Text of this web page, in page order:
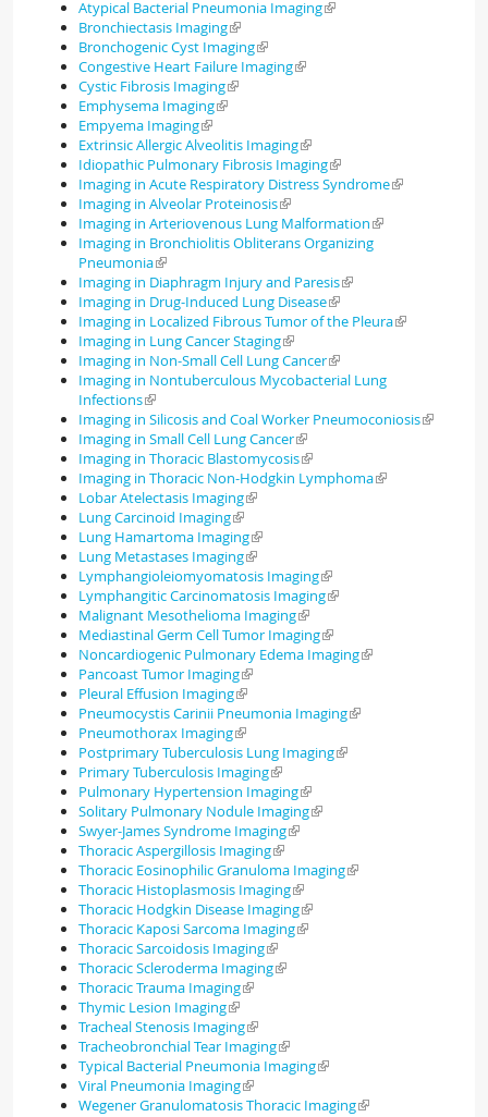
Atypical Bacterial Pneumonia Imaging
Bronchiectasis Imaging
Bronchogenic Cyst Imaging
Congestive Heart Failure Imaging
Cystic Fibrosis Imaging
Emphysema Imaging
Empyema Imaging
Extrinsic Allergic Alveolitis Imaging
Idiopathic Pulmonary Fibrosis Imaging
Imaging in Acute Respiratory Distress Syndrome
Imaging in Alveolar Proteinosis
Imaging in Arteriovenous Lung Malformation
Imaging in Bronchiolitis Obliterans Organizing
Pneumonia
Imaging in Diaphragm Injury and Paresis
Imaging in Drug-Induced Lung Disease
Imaging in Localized Fibrous Tumor of the Pleura
Imaging in Lung Cancer Staging
Imaging in Non-Small Cell Lung Cancer
Imaging in Nontuberculous Mycobacterial Lung
Infections
Imaging in Silicosis and Coal Worker Pneumoconiosis
Imaging in Small Cell Lung Cancer
Imaging in Thoracic Blastomycosis
Imaging in Thoracic Non-Hodgkin Lymphoma
Lobar Atelectasis Imaging
Lung Carcinoid Imaging
Lung Hamartoma Imaging
Lung Metastases Imaging
Lymphangioleiomyomatosis Imaging
Lymphangitic Carcinomatosis Imaging
Malignant Mesothelioma Imaging
Mediastinal Germ Cell Tumor Imaging
Noncardiogenic Pulmonary Edema Imaging
Pancoast Tumor Imaging
Pleural Effusion Imaging
Pneumocystis Carinii Pneumonia Imaging
Pneumothorax Imaging
Postprimary Tuberculosis Lung Imaging
Primary Tuberculosis Imaging
Pulmonary Hypertension Imaging
Solitary Pulmonary Nodule Imaging
Swyer-James Syndrome Imaging
Thoracic Aspergillosis Imaging
Thoracic Eosinophilic Granuloma Imaging
Thoracic Histoplasmosis Imaging
Thoracic Hodgkin Disease Imaging
Thoracic Kaposi Sarcoma Imaging
Thoracic Sarcoidosis Imaging
Thoracic Scleroderma Imaging
Thoracic Trauma Imaging
Thymic Lesion Imaging
Tracheal Stenosis Imaging
Tracheobronchial Tear Imaging
Typical Bacterial Pneumonia Imaging
Viral Pneumonia Imaging
Wegener Granulomatosis Thoracic Imaging